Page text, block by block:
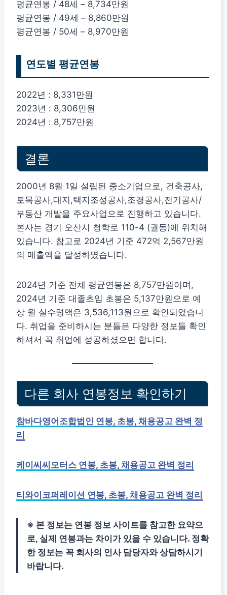
평균연봉 / 48세 – 8,734만원
평균연봉 / 49세 – 8,860만원
평균연봉 / 50세 – 8,970만원
연도별 평균연봉
2022년 : 8,331만원
2023년 : 8,306만원
2024년 : 8,757만원
결론
2000년 8월 1일 설립된 중소기업으로, 건축공사,
토목공사,대지,택지조성공사,조경공사,전기공사/
부동산 개발을 주요사업으로 진행하고 있습니다.
본사는 경기 오산시 청학로 110-4 (궐동)에 위치해
있습니다. 참고로 2024년 기준 472억 2,567만원
의 매출액을 달성하였습니다.
2024년 기준 전체 평균연봉은 8,757만원이며,
2024년 기준 대졸초임 초봉은 5,137만원으로 예
상 월 실수령액은 3,536,113원으로 확인되었습니
다. 취업을 준비하시는 분들은 다양한 정보들 확인
하셔서 꼭 취업에 성공하셨으면 합니다.
다른 회사 연봉정보 확인하기
참바다영어조합법인 연봉, 초봉, 채용공고 완벽 정
리
케이씨씨모터스 연봉, 초봉, 채용공고 완벽 정리
티와이코퍼레이션 연봉, 초봉, 채용공고 완벽 정리
※ 본 정보는 연봉 정보 사이트를 참고한 요약으
로, 실제 연봉과는 차이가 있을 수 있습니다. 정확
한 정보는 꼭 회사의 인사 담당자와 상담하시기
바랍니다.